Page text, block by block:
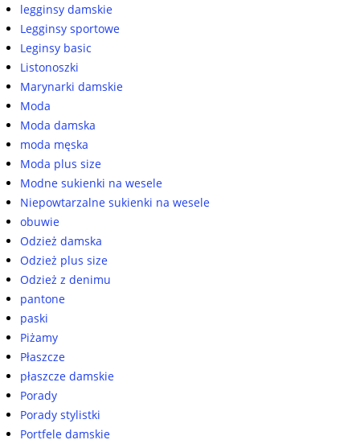
legginsy damskie
Legginsy sportowe
Leginsy basic
Listonoszki
Marynarki damskie
Moda
Moda damska
moda męska
Moda plus size
Modne sukienki na wesele
Niepowtarzalne sukienki na wesele
obuwie
Odzież damska
Odzież plus size
Odzież z denimu
pantone
paski
Piżamy
Płaszcze
płaszcze damskie
Porady
Porady stylistki
Portfele damskie